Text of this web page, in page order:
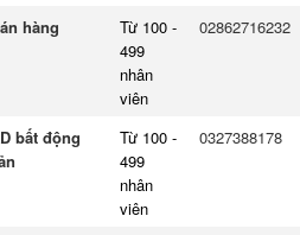
hàng
Từ 100 -
499
nhân
viên
02862716232
bất động
Từ 100 -
499
nhân
viên
0327388178